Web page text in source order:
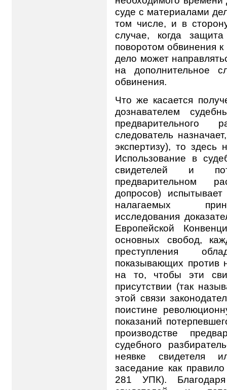
суде с материалами
том числе, и в
случае, когда
поворотом обвинения
дело может
на дополнительное
обвинения.
Что же касается
дознавателем
предварительного
следователь
экспертизу), то здесь
Использование в
свидетелей и
предварительном
допросов)
налагаемых
исследования
Европейской
основных свобод,
преступления
показывающих против
на то, чтобы эти
присутствии (так
этой связи
поистине
показаний
производстве
судебного
неявке свидетеля
заседание как
281 УПК).